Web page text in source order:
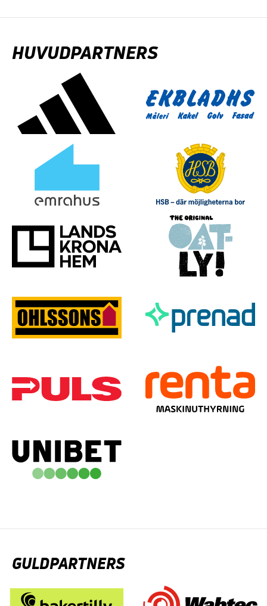
HUVUDPARTNERS
GULDPARTNERS